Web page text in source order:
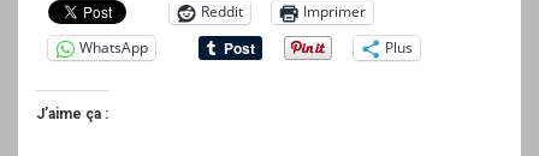
Reddit
Imprimer
WhatsApp
Plus
J’aime ça :